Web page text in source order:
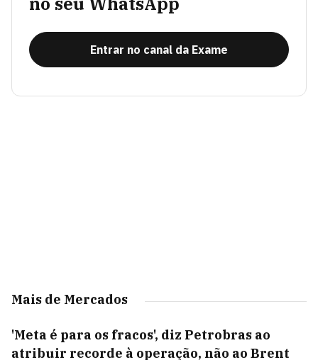
Entrar no canal da Exame
Mais de Mercados
'Meta é para os fracos', diz Petrobras ao
atribuir recorde à operação, não ao Brent